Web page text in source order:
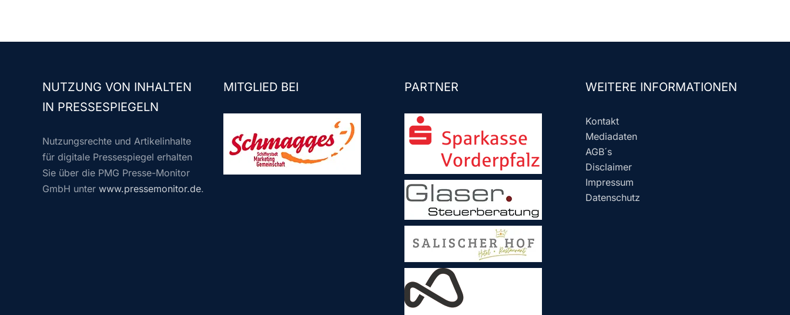
NUTZUNG VON INHALTEN
IN PRESSESPIEGELN
Nutzungsrechte und Artikelinhalte
für digitale Pressespiegel erhalten
Sie über die PMG Presse-Monitor
GmbH unter www.pressemonitor.de.
MITGLIED BEI PARTNER WEITERE INFORMATIONEN
Kontakt
Mediadaten
AGB´s
Disclaimer
Impressum
Datenschutz